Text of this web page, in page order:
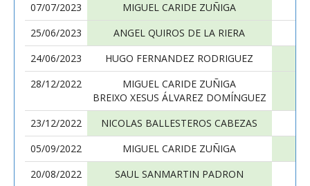
07/07/2023
MIGUEL CARIDE ZUÑIGA
25/06/2023
ANGEL QUIROS DE LA RIERA
24/06/2023
HUGO FERNANDEZ RODRIGUEZ
28/12/2022
MIGUEL CARIDE ZUÑIGA
BREIXO XESUS ÁLVAREZ DOMÍNGUEZ
23/12/2022
NICOLAS BALLESTEROS CABEZAS
05/09/2022
MIGUEL CARIDE ZUÑIGA
20/08/2022
SAUL SANMARTIN PADRON